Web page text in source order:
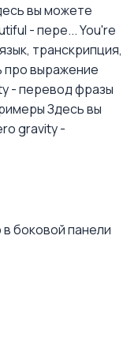
вы можете
- пере...You're
транскрипция,
про выражение
- перевод фразы
Здесь вы
gravity -